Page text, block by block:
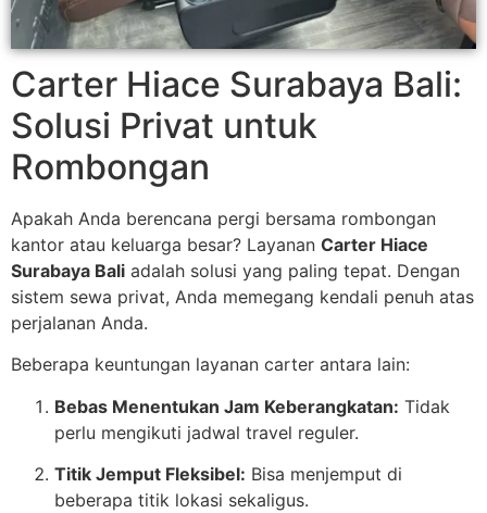
Carter Hiace Surabaya Bali:
Solusi Privat untuk
Rombongan
Apakah Anda berencana pergi bersama rombongan
kantor atau keluarga besar? Layanan Carter Hiace
Surabaya Bali adalah solusi yang paling tepat. Dengan
sistem sewa privat, Anda memegang kendali penuh atas
perjalanan Anda.
Beberapa keuntungan layanan carter antara lain:
Bebas Menentukan Jam Keberangkatan: Tidak
perlu mengikuti jadwal travel reguler.
Titik Jemput Fleksibel: Bisa menjemput di
beberapa titik lokasi sekaligus.